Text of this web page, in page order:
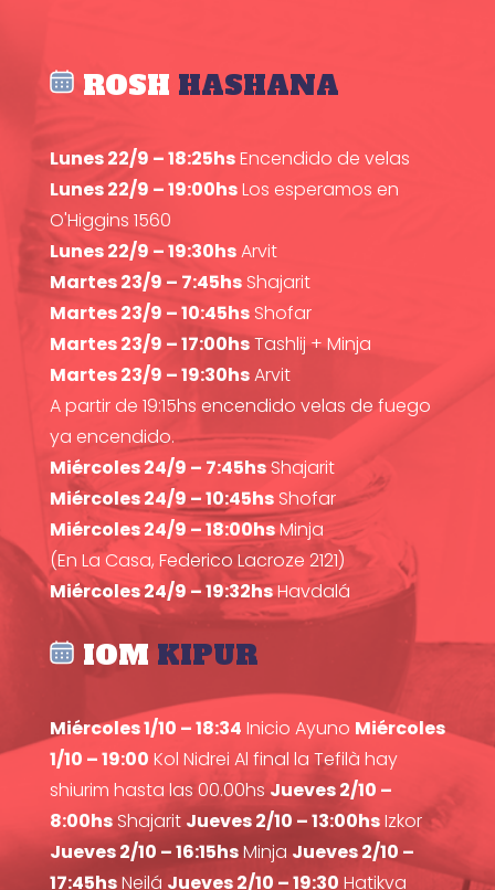
ROSH HASHANA
Lunes 22/9 – 18:25hsEncendido de velas
Lunes 22/9 – 19:00hsLos esperamos en
O'Higgins 1560
Lunes 22/9 – 19:30hsArvit
Martes 23/9 – 7:45hsShajarit
Martes 23/9 – 10:45hsShofar
Martes 23/9 – 17:00hsTashlij + Minja
Martes 23/9 – 19:30hsArvit
A partir de 19:15hs encendido velas de fuego
ya encendido.
Miércoles 24/9 – 7:45hsShajarit
Miércoles 24/9 – 10:45hsShofar
Miércoles 24/9 – 18:00hsMinja
(En La Casa, Federico Lacroze 2121)
Miércoles 24/9 – 19:32hsHavdalá
IOM KIPUR
Miércoles 1/10 – 18:34 Inicio Ayuno Miércoles
1/10 – 19:00 Kol Nidrei Al final la Tefilà hay
shiurim hasta las 00.00hsJueves 2/10 –
8:00hsShajarit Jueves 2/10 – 13:00hsIzkor
Jueves 2/10 – 16:15hsMinja Jueves 2/10 –
17:45hsNeilá Jueves 2/10 – 19:30 Hatikva